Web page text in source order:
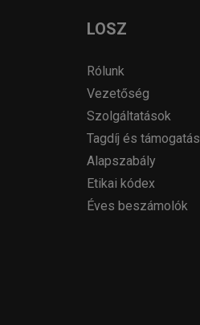
LOSZ
Rólunk
Vezetőség
Szolgáltatások
Tagdíj és támogatás
Alapszabály
Etikai kódex
Éves beszámolók